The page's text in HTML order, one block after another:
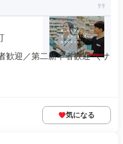
歓迎／第二新卒者歓迎 ＼サ
気になる